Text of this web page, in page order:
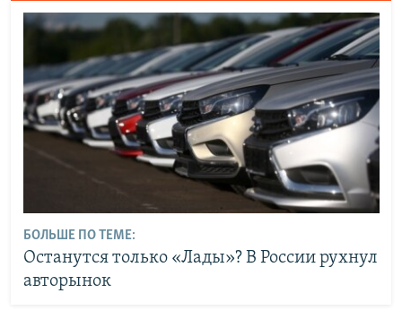
БОЛЬШЕ ПО ТЕМЕ:
Останутся только «Лады»? В России рухнул
авторынок